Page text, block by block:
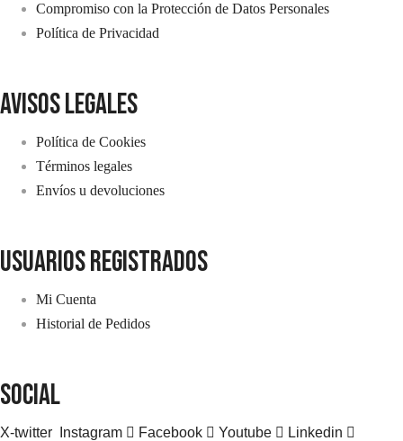
Compromiso con la Protección de Datos Personales
Política de Privacidad
avisos legales
Política de Cookies
Términos legales
Envíos u devoluciones
usuarios registrados
Mi Cuenta
Historial de Pedidos
SOCIAL
X-twitter Instagram Facebook Youtube Linkedin